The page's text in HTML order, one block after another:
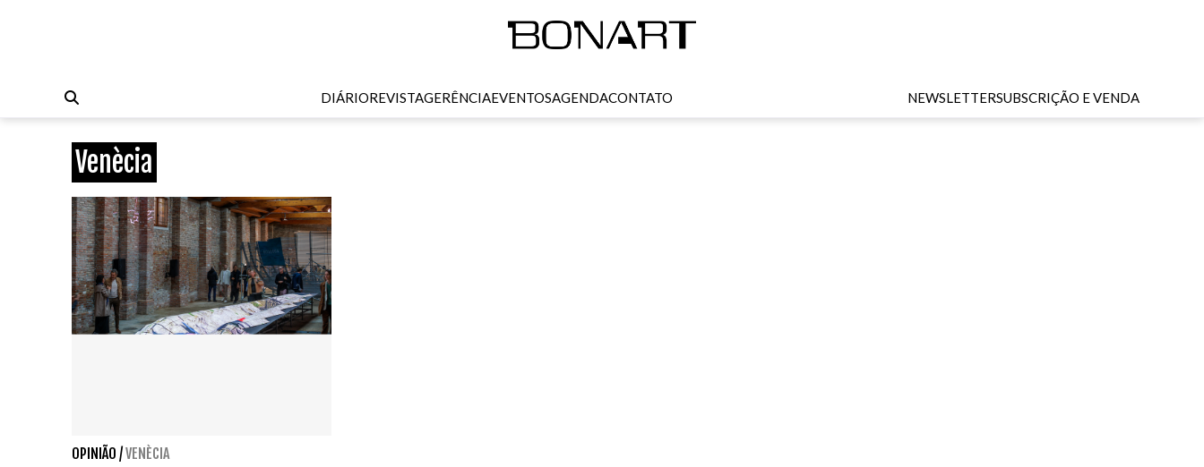
DIÁRIOREVISTAGERÊNCIAEVENTOSAGENDACONTATO NEWSLETTERSUBSCRIÇÃO E VENDA
Venècia
OPINIÃO /VENÈCIA